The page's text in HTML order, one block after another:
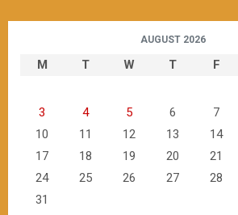
AUGUST 2026
M T W T F
3
4 5 6 7
10
11 12 13 14
17
18 19 20 21
24
25 26 27 28
31